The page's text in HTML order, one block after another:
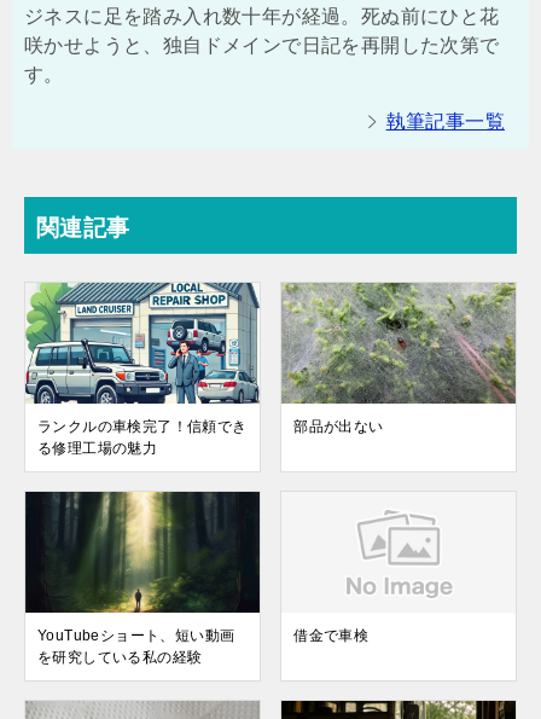
ジネスに足を踏み入れ数十年が経過。死ぬ前にひと花
咲かせようと、独自ドメインで日記を再開した次第で
す。
執筆記事一覧
関連記事
ランクルの車検完了！信頼でき
る修理工場の魅力
部品が出ない
YouTubeショート、短い動画
を研究している私の経験
借金で車検